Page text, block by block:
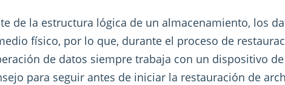
de la estructura lógica de un almacenamiento, los
físico, por lo que, durante el proceso de
de datos siempre trabaja con un dispositivo
para seguir antes de iniciar la restauración de